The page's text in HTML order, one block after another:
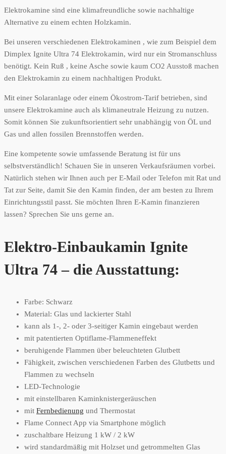
Elektrokamine sind eine klimafreundliche sowie nachhaltige
Alternative zu einem echten Holzkamin.
Bei unseren verschiedenen Elektrokaminen , wie zum Beispiel dem
Dimplex Ignite Ultra 74 Elektrokamin, wird nur ein Stromanschluss
benötigt. Kein Ruß , keine Asche sowie kaum CO2 Ausstoß machen
den Elektrokamin zu einem nachhaltigen Produkt.
Mit einer Solaranlage oder einem Ökostrom-Tarif betrieben, sind
unsere Elektrokamine auch als klimaneutrale Heizung zu nutzen.
Somit können Sie zukunftsorientiert sehr unabhängig von ÖL und
Gas und allen fossilen Brennstoffen werden.
Eine kompetente sowie umfassende Beratung ist für uns
selbstverständlich! Schauen Sie in unseren Verkaufsräumen vorbei.
Natürlich stehen wir Ihnen auch per E-Mail oder Telefon mit Rat und
Tat zur Seite, damit Sie den Kamin finden, der am besten zu Ihrem
Einrichtungsstil passt. Sie möchten Ihren E-Kamin finanzieren
lassen? Sprechen Sie uns gerne an.
Elektro-Einbaukamin Ignite
Ultra 74 – die Ausstattung:
Farbe: Schwarz
Material: Glas und lackierter Stahl
kann als 1-, 2- oder 3-seitiger Kamin eingebaut werden
mit patentierten Optiflame-Flammeneffekt
beruhigende Flammen über beleuchteten Glutbett
Fähigkeit, zwischen verschiedenen Farben des Glutbetts und
Flammen zu wechseln
LED-Technologie
mit einstellbaren Kaminknistergeräuschen
mit Fernbedienung und Thermostat
Flame Connect App via Smartphone möglich
zuschaltbare Heizung 1 kW / 2 kW
wird standardmäßig mit Holzset und getrommelten Glas